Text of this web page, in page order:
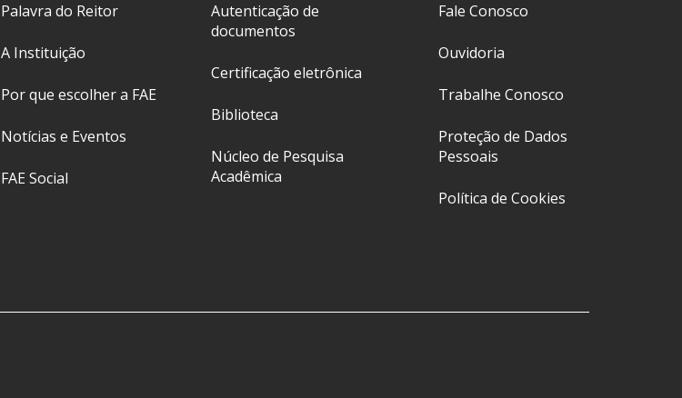
Palavra do Reitor
A Instituição
Por que escolher a FAE
Notícias e Eventos
FAE Social
Autenticação de
documentos
Certificação eletrônica
Biblioteca
Núcleo de Pesquisa
Acadêmica
Fale Conosco
Ouvidoria
Trabalhe Conosco
Proteção de Dados
Pessoais
Política de Cookies